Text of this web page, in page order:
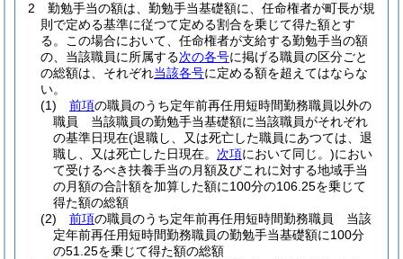
2
勤勉手当の額は、勤勉手当基礎額に、任命権者が町長が規
則で定める基準に従つて定める割合を乗じて得た額とす
る。
この場合において、任命権者が支給する勤勉手当の額
の、当該職員に所属する次の各号に掲げる職員の区分ごと
の総額は、それぞれ当該各号に定める額を超えてはならな
い。
(1)
前項の職員のうち定年前再任用短時間勤務職員以外の
職員 当該職員の勤勉手当基礎額に当該職員がそれぞれ
の基準日現在(退職し、又は死亡した職員にあつては、退
職し、又は死亡した日現在。 次項において同じ。)におい
て受けるべき扶養手当の月額及びこれに対する地域手当
の月額の合計額を加算した額に100分の106.25を乗じて
得た額の総額
(2)
前項の職員のうち定年前再任用短時間勤務職員 当該
定年前再任用短時間勤務職員の勤勉手当基礎額に100分
の51.25を乗じて得た額の総額